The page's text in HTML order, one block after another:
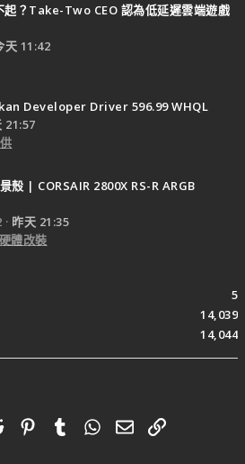
起？Take-Two CEO 認為低延遲雲端遊戲
天 11:42
Developer Driver 596.99 WHQL
21:57
殼 | CORSAIR 2800X RS-R ARGB
昨天 21:35
體改裝
5
14,039
14,044
RedditPinterestTumblrWhatsApp
電子郵件
連結